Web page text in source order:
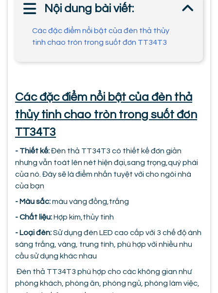
Nội dung bài viết:
Các đặc điểm nổi bật của đèn thả thủy
tinh chao tròn trong suốt đơn TT34T3
Các đặc điểm nổi bật của đèn thả
thủy tinh chao tròn trong suốt đơn
TT34T3
- Thiết kế:Đèn thả TT34T3 có thiết kế đơn giản
nhưng vẫn toát lên nét hiện đại,sang trọng,quý phái
của nó. Đây sẽ là điểm nhấn tuyệt vời cho ngôi nhà
của bạn
- Màu sắc:màu vàng đồng,trắng
- Chất liệu:Hợp kim,thủy tinh
- Loại đèn:Sử dụng đèn LED cao cấp với 3 chế độ ánh
sáng trắng, vàng, trung tính, phù hợp với nhiều nhu
cầu sử dụng khác nhau
Đèn thả TT34T3 phù hợp cho các không gian như
phòng khách, phòng ăn, phòng ngủ, phòng làm việc,